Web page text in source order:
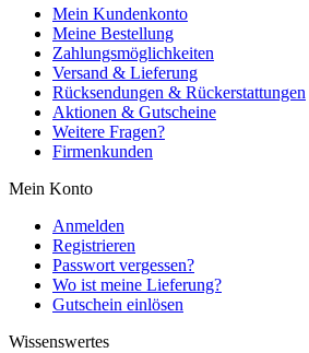
Mein Kundenkonto
Meine Bestellung
Zahlungsmöglichkeiten
Versand & Lieferung
Rücksendungen & Rückerstattungen
Aktionen & Gutscheine
Weitere Fragen?
Firmenkunden
Mein Konto
Anmelden
Registrieren
Passwort vergessen?
Wo ist meine Lieferung?
Gutschein einlösen
Wissenswertes